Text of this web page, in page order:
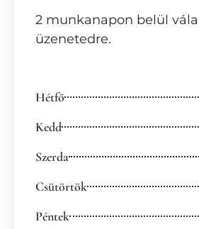
2 munkanapon belül
üzenetedre.
Hétfő
Kedd
Szerda
Csütörtök
Péntek